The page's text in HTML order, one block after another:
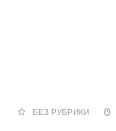
БЕЗ РУБРИКИ